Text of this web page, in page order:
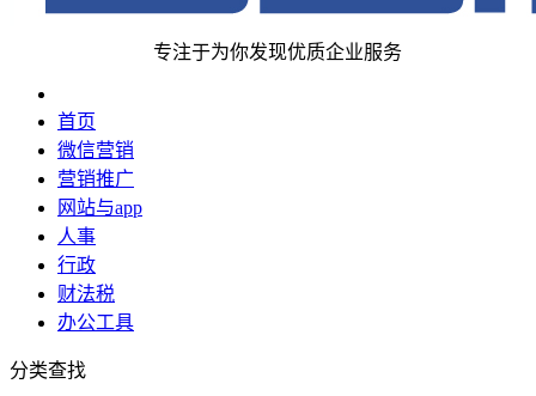
专注于为你发现优质企业服务
首页
微信营销
营销推广
网站与app
人事
行政
财法税
办公工具
分类查找